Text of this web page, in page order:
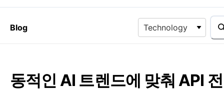
Blog Technology
동적인 AI 트렌드에 맞춰 API 전